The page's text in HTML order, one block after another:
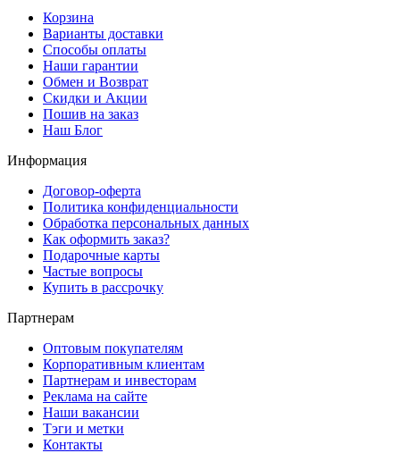
Корзина
Варианты доставки
Способы оплаты
Наши гарантии
Обмен и Возврат
Скидки и Акции
Пошив на заказ
Наш Блог
Информация
Договор-оферта
Политика конфиденциальности
Обработка персональных данных
Как оформить заказ?
Подарочные карты
Частые вопросы
Купить в рассрочку
Партнерам
Оптовым покупателям
Корпоративным клиентам
Партнерам и инвесторам
Реклама на сайте
Наши вакансии
Тэги и метки
Контакты